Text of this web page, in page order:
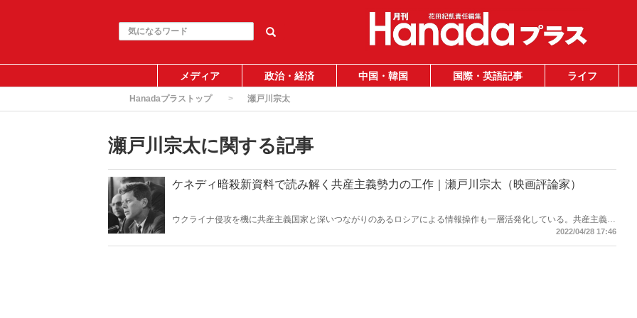
メディア 政治・経済 中国・韓国 国際・英語記事 ライフ
Hanadaプラストップ 瀬戸川宗太
瀬戸川宗太に関する記事
ケネディ暗殺新資料で読み解く共産主義勢力の工作｜瀬戸川宗太（映画評論家）
ウクライナ侵攻を機に共産主義国家と深いつながりのあるロシアによる情報操作も一層活発化している。共産主義国
家、権威主義国家によるスパイ活動は、決して映画のなかだけの話ではない。ケネディ暗殺を研究してきた映画評論
2022/04/28 17:46